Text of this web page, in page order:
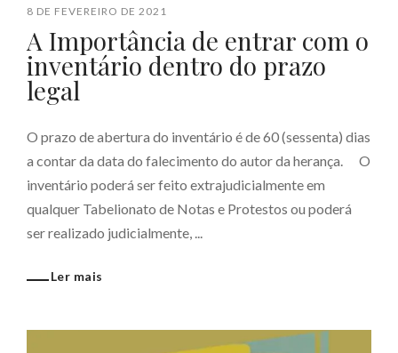
8 DE FEVEREIRO DE 2021
A Importância de entrar com o
inventário dentro do prazo
legal
O prazo de abertura do inventário é de 60 (sessenta) dias
a contar da data do falecimento do autor da herança. ⠀ O
inventário poderá ser feito extrajudicialmente em
qualquer Tabelionato de Notas e Protestos ou poderá
ser realizado judicialmente, ...
Ler mais